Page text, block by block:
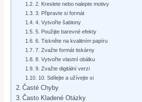
2. Kreslete nebo nalepte motivy
3. Připravte si formát
4. Vytvořte šablony
5. Použijte barevné efekty
6. Tiskněte na kvalitním papíru
7. Zvažte formát tiskárny
8. Vytvořte vlastní obálku
9. Zvažte digitální verzi
10. Sdílejte a užívejte si
Časté Chyby
Často Kladené Otázky